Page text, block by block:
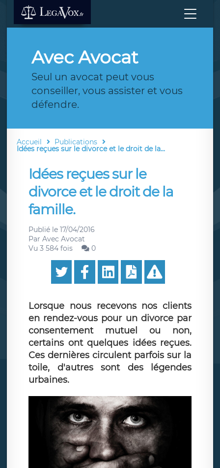
Avec Avocat
Seul un avocat peut vous
conseiller, vous assister et vous
défendre.
Accueil Publications
Idées reçues sur le divorce et le droit de la...
Idées reçues sur le
divorce et le droit de la
famille.
Publié le 17/04/2016
Par Avec Avocat
Vu 3 584 fois
0
Lorsque nous recevons nos clients
en rendez-vous pour un divorce par
consentement mutuel ou non,
certains ont quelques idées reçues.
Ces dernières circulent parfois sur la
toile, d'autres sont des légendes
urbaines.